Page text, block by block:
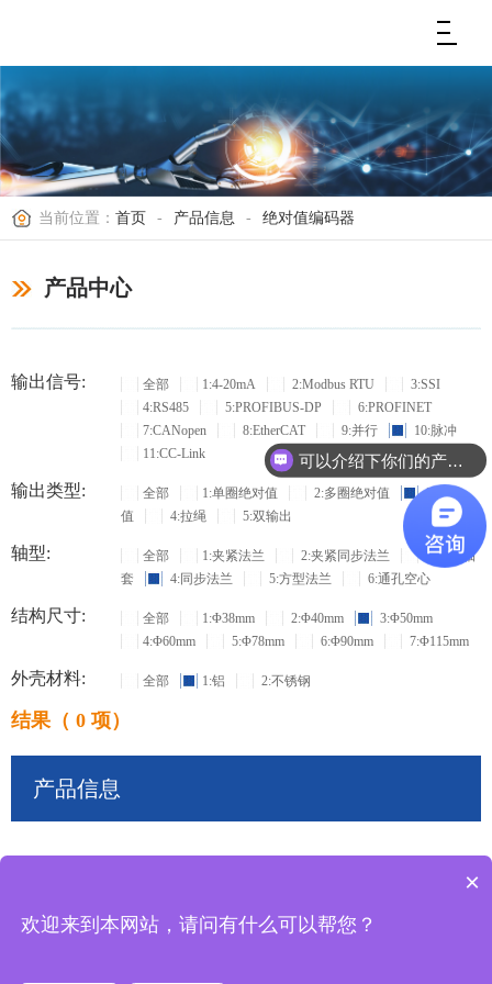
当前位置： 首页 - 产品信息 - 绝对值编码器
产品中心
输出信号: 全部 1:4-20mA 2:Modbus RTU
3:SSI
4:RS485
5:PROFIBUS-DP
6:PROFINET
7:CANopen
8:EtherCAT 9:并行
10:脉冲
11:CC-Link
输出类型: 全部 1:单圈绝对值 2:多圈绝对值
3:增量
值
4:拉绳 5:双输出
轴型: 全部 1:夹紧法兰 2:夹紧同步法兰
3:盲孔轴
套
4:同步法兰 5:方型法兰 6:通孔空心
结构尺寸: 全部 1:Φ38mm 2:Φ40mm
3:Φ50mm
4:Φ60mm
5:Φ78mm 6:Φ90mm 7:Φ115mm
外壳材料: 全部 1:铝 2:不锈钢
结果（ 0 项）
产品信息
可以介绍下你们的产品么？
×
欢迎来到本网站，请问有什么可以帮您？